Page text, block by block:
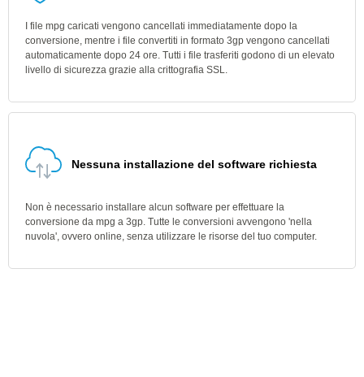
I file mpg caricati vengono cancellati immediatamente dopo la
conversione, mentre i file convertiti in formato 3gp vengono cancellati
automaticamente dopo 24 ore. Tutti i file trasferiti godono di un elevato
livello di sicurezza grazie alla crittografia SSL.
Nessuna installazione del software richiesta
Non è necessario installare alcun software per effettuare la
conversione da mpg a 3gp. Tutte le conversioni avvengono 'nella
nuvola', ovvero online, senza utilizzare le risorse del tuo computer.